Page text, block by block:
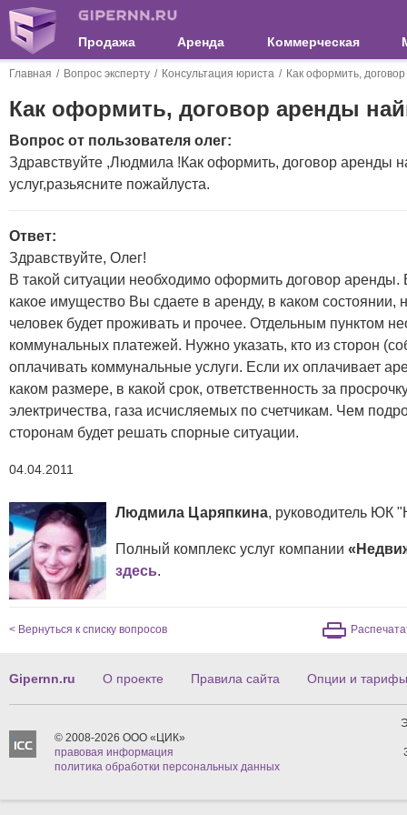
Продажа Аренда Коммерческая
Главная Вопрос эксперту Консультация юриста Как оформить,
Как оформить, договор аренды
Вопрос от пользователя олег:
Здравствуйте ,Людмила !Как оформить, договор аренды
услуг,разьясните пожайлуста.
Ответ:
Здравствуйте, Олег!
В такой ситуации необходимо оформить договор
какое имущество Вы сдаете в аренду, в каком состоянии,
человек будет проживать и прочее. Отдельным пунктом
коммунальных платежей. Нужно указать, кто из сторон
оплачивать коммунальные услуги. Если их оплачивает
каком размере, в какой срок, ответственность за
электричества, газа исчисляемых по счетчикам. Чем
сторонам будет решать спорные ситуации.
04.04.2011
Людмила Царяпкина, руководитель ЮК
Полный комплекс услуг компании
здесь.
< Вернуться к списку вопросов
Gipernn.ru О проекте Правила сайта Опции и тарифы
© 2008-2026 ООО «ЦИК»
правовая информация
политика обработки персональных данных